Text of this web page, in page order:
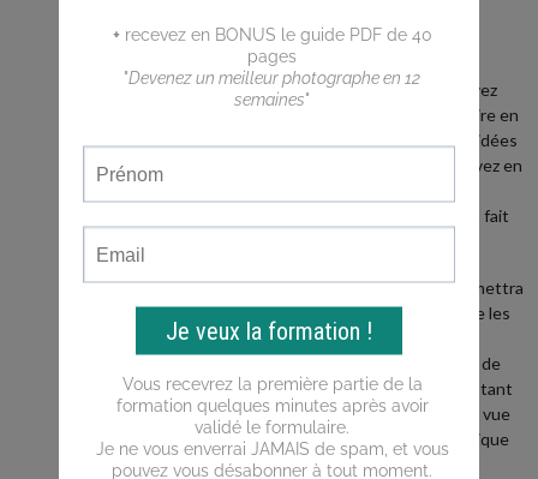
meilleures
Vous n'arrivez
pas a traduire en
photos les idées
que vous avez en
Ce blog est fait
Il vous permettra
d'apprendre les
photo, puis de
progresser tant
du point de vue
de la technique
que de la